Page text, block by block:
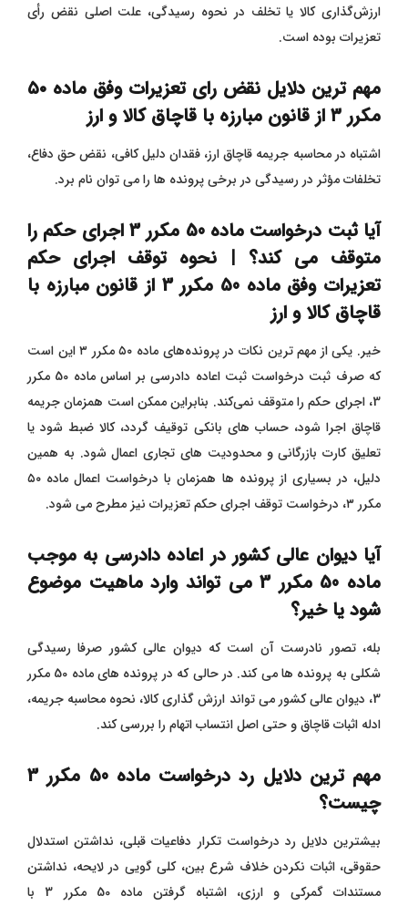
ارزش‌گذاری کالا یا تخلف در نحوه رسیدگی، علت اصلی نقض رأی
تعزیرات بوده است.
مهم ترین دلایل نقض رای تعزیرات وفق ماده ۵۰
مکرر ۳ از قانون مبارزه با قاچاق کالا و ارز
اشتباه در محاسبه جریمه قاچاق ارز، فقدان دلیل کافی، نقض حق دفاع،
تخلفات مؤثر در رسیدگی در برخی پرونده‌ ها را می توان نام برد.
آیا ثبت درخواست ماده 50 مکرر 3 اجرای حکم را
متوقف می کند؟ | نحوه توقف اجرای حکم
تعزیرات وفق ماده 50 مکرر 3 از قانون مبارزه با
قاچاق کالا و ارز
خیر. یکی از مهم‌ ترین نکات در پرونده‌های ماده ۵۰ مکرر ۳ این است
که صرف ثبت درخواست ثبت اعاده دادرسی بر اساس ماده 50 مکرر
3، اجرای حکم را متوقف نمی‌کند. بنابراین ممکن است همزمان جریمه
قاچاق اجرا شود، حساب‌ های بانکی توقیف گردد، کالا ضبط شود یا
تعلیق کارت بازرگانی و محدودیت های تجاری اعمال شود. به همین
دلیل، در بسیاری از پرونده‌ ها همزمان با درخواست اعمال ماده ۵۰
مکرر ۳، درخواست توقف اجرای حکم تعزیرات نیز مطرح می ‌شود.
آیا دیوان عالی کشور در اعاده دادرسی به موجب
ماده 50 مکرر 3 می تواند وارد ماهیت موضوع
شود یا خیر؟
بله، تصور نادرست آن است که دیوان عالی کشور صرفا رسیدگی
شکلی به پرونده ها می کند. در حالی که در پرونده های ماده 50 مکرر
3، دیوان عالی کشور می تواند ارزش گذاری کالا، نحوه محاسبه جریمه،
ادله اثبات قاچاق و حتی اصل انتساب اتهام را بررسی کند.
مهم ترین دلایل رد درخواست ماده 50 مکرر 3
چیست؟
بیشترین دلایل رد درخواست تکرار دفاعیات قبلی، نداشتن استدلال
حقوقی، اثبات نکردن خلاف شرع بین، کلی گویی در لایحه، نداشتن
مستندات گمرکی و ارزی، اشتباه گرفتن ماده 50 مکرر 3 با